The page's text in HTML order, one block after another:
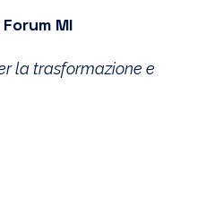
MI
la trasformazione e